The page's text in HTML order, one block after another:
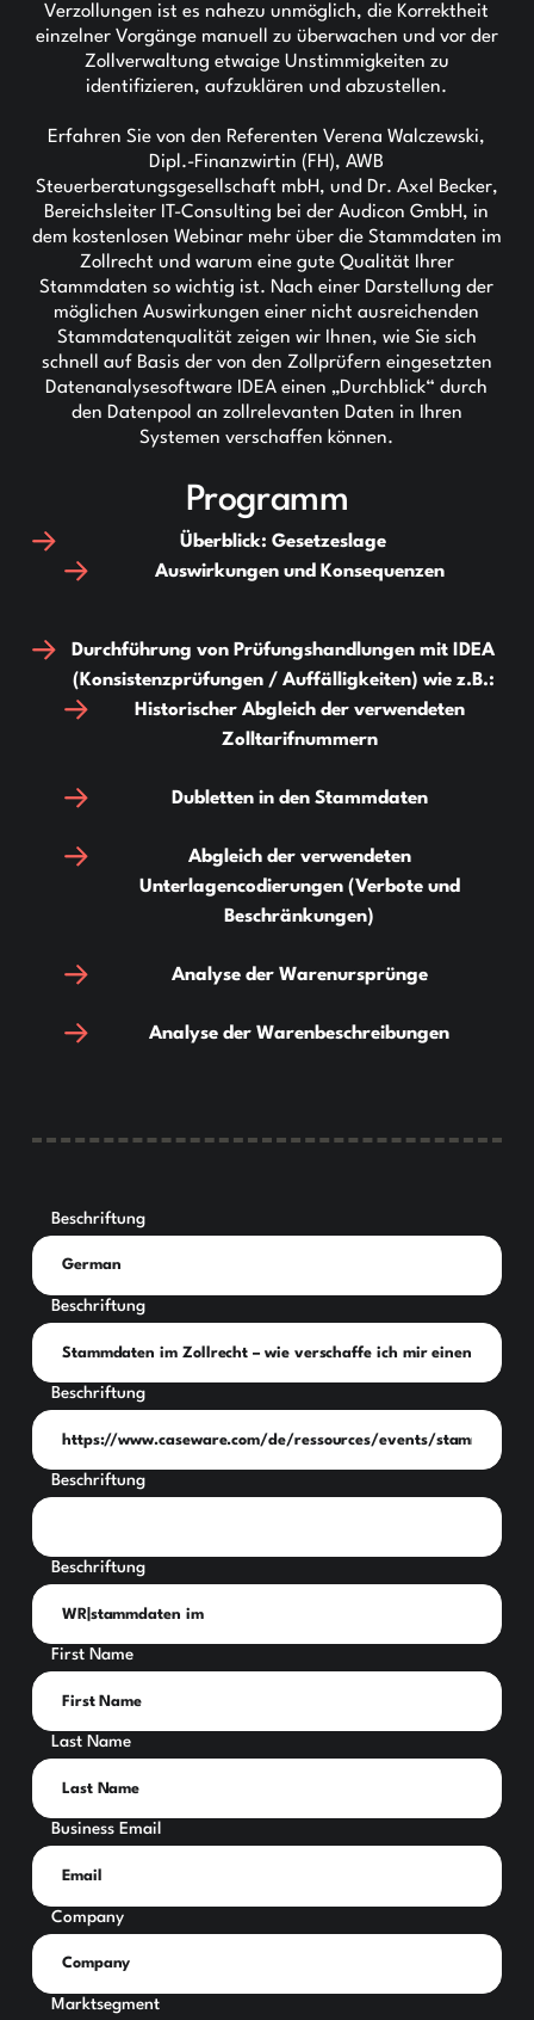
Verzollungen ist es nahezu unmöglich, die Korrektheit
einzelner Vorgänge manuell zu überwachen und vor der
Zollverwaltung etwaige Unstimmigkeiten zu
identifizieren, aufzuklären und abzustellen.
Erfahren Sie von den Referenten Verena Walczewski,
Dipl.-Finanzwirtin (FH), AWB
Steuerberatungsgesellschaft mbH, und Dr. Axel Becker,
Bereichsleiter IT-Consulting bei der Audicon GmbH, in
dem kostenlosen Webinar mehr über die Stammdaten im
Zollrecht und warum eine gute Qualität Ihrer
Stammdaten so wichtig ist. Nach einer Darstellung der
möglichen Auswirkungen einer nicht ausreichenden
Stammdatenqualität zeigen wir Ihnen, wie Sie sich
schnell auf Basis der von den Zollprüfern eingesetzten
Datenanalysesoftware IDEA einen „Durchblick“ durch
den Datenpool an zollrelevanten Daten in Ihren
Systemen verschaffen können.
Programm
Überblick: Gesetzeslage
Auswirkungen und Konsequenzen
Durchführung von Prüfungshandlungen mit IDEA
(Konsistenzprüfungen / Auffälligkeiten) wie z.B.:
Historischer Abgleich der verwendeten
Zolltarifnummern
Dubletten in den Stammdaten
Abgleich der verwendeten
Unterlagencodierungen (Verbote und
Beschränkungen)
Analyse der Warenursprünge
Analyse der Warenbeschreibungen
Beschriftung
Beschriftung
Beschriftung
Beschriftung
Beschriftung
First Name
Last Name
Business Email
Company
Marktsegment